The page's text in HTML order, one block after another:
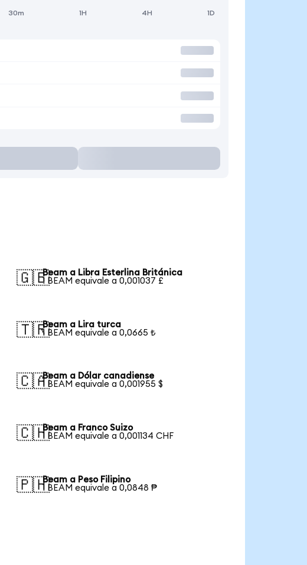
30m 1H 4H 1D
🇬🇧Beam a Libra Esterlina Británica
1 BEAM equivale a 0,001037 £
🇹🇷Beam a Lira turca
1 BEAM equivale a 0,0665 ₺
🇨🇦Beam a Dólar canadiense
1 BEAM equivale a 0,001955 $
🇨🇭Beam a Franco Suizo
1 BEAM equivale a 0,001134 CHF
🇵🇭Beam a Peso Filipino
1 BEAM equivale a 0,0848 ₱